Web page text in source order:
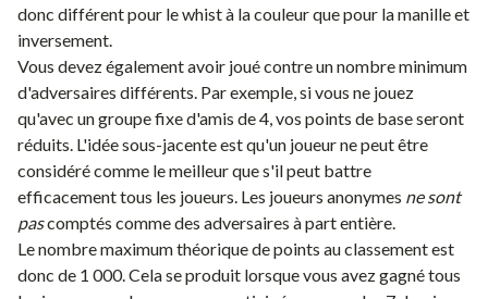
donc différent pour lewhist à la couleurque pour lamanilleet
inversement.
Vous devez également avoir joué contre un nombre minimum
d'adversaires différents. Par exemple, si vous ne jouez
qu'avec un groupe fixe d'amis de 4, vos points de base seront
réduits. L'idée sous-jacente est qu'un joueur ne peut être
considéré comme le meilleur que s'il peut battre
efficacement tous les joueurs. Les joueurs anonymes ne sont
pascomptés comme des adversaires à part entière.
Le nombre maximum théorique de points au classement est
donc de 1 000. Cela se produit lorsque vous avez gagné tous